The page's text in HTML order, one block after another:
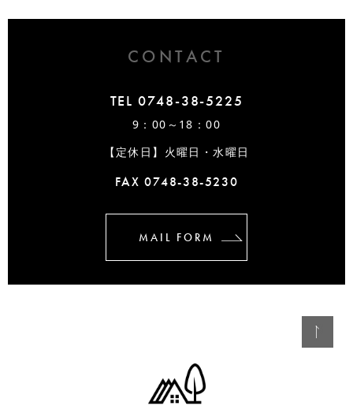
CONTACT
TEL 0748-38-5225
9：00～18：00
【定休日】火曜日・水曜日
FAX 0748-38-5230
MAIL FORM